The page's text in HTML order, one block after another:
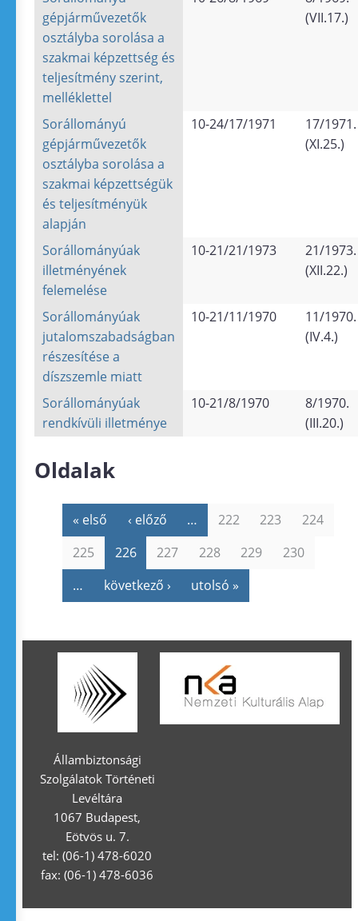
gépjárművezetők
osztályba sorolása a
szakmai képzettség és
teljesítmény szerint,
melléklettel
(VII.17.)
Sorállományú
gépjárművezetők
osztályba sorolása a
szakmai képzettségük
és teljesítményük
alapján
10-24/17/1971
17/1971.
(XI.25.)
Sorállományúak
illetményének
felemelése
10-21/21/1973
21/1973.
(XII.22.)
Sorállományúak
jutalomszabadságban
részesítése a
díszszemle miatt
10-21/11/1970
11/1970.
(IV.4.)
Sorállományúak
rendkívüli illetménye
10-21/8/1970
8/1970.
(III.20.)
Oldalak
« első ‹ előző … 222 223
224
225
226 227 228 229
230
…
következő › utolsó »
Állambiztonsági
Szolgálatok Történeti
Levéltára
1067 Budapest,
Eötvös u. 7.
tel: (06-1) 478-6020
fax: (06-1) 478-6036